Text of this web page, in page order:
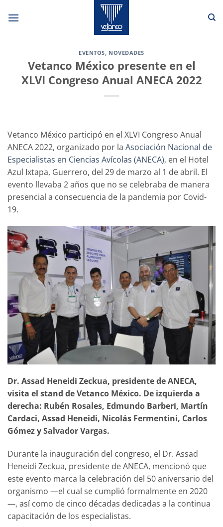
EVENTOS, NOVEDADES
Vetanco México presente en el
XLVI Congreso Anual ANECA 2022
Vetanco México participó en el XLVI Congreso Anual
ANECA 2022, organizado por la Asociación Nacional de
Especialistas en Ciencias Avícolas (ANECA), en el Hotel
Azul Ixtapa, Guerrero, del 29 de marzo al 1 de abril. El
evento llevaba 2 años que no se celebraba de manera
presencial a consecuencia de la pandemia por Covid-
19.
Dr. Assad Heneidi Zeckua, presidente de ANECA,
visita el stand de Vetanco México. De izquierda a
derecha: Rubén Rosales, Edmundo Barberi, Martín
Cardaci, Assad Heneidi, Nicolás Fermentini, Carlos
Gómez y Salvador Vargas.
Durante la inauguración del congreso, el Dr. Assad
Heneidi Zeckua, presidente de ANECA, mencionó que
este evento marca la celebración del 50 aniversario del
organismo —el cual se cumplió formalmente en 2020
—, así como de cinco décadas dedicadas a la continua
capacitación de los especialistas.